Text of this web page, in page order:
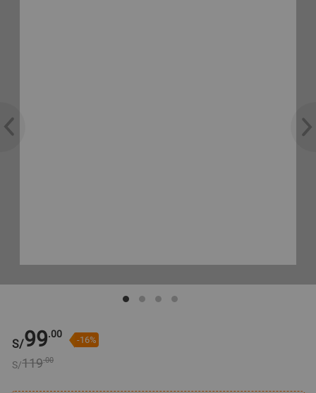
S/99.00 -16%
S/119.00